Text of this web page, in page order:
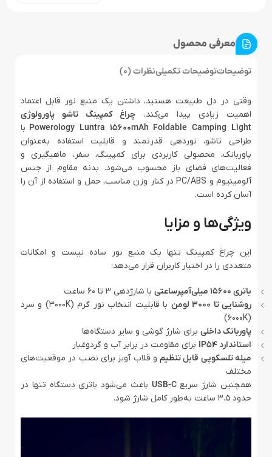
معرفی محصول
توضیحاتتوضیحات تکمیلینظرات (0)
وقتی در دل طبیعت هستید، داشتن یک منبع نور قابل اعتماد
اهمیت زیادی پیدا می‌کند. چراغ کمپینگ تاشو پاورولوژی
Powerology Luntra 15600mAh Foldable Camping Light با
طراحی تاشو، نوردهی قدرتمند و قابلیت استفاده به‌عنوان
پاوربانک، محصولی کاربردی برای کمپینگ، سفر، ماهیگیری و
فعالیت‌های فضای باز محسوب می‌شود. بدنه مقاوم از جنس
آلومینیوم و PC/ABS در کنار وزن مناسب، حمل و استفاده از آن را
آسان کرده است.
ویژگی‌ها و مزایا
این چراغ کمپینگ تنها یک منبع نور ساده نیست و امکانات
متعددی را در اختیار کاربران قرار می‌دهد:
باتری 15600 میلی‌آمپرساعتی
با شارژدهی 3 تا 60 ساعت
روشنایی تا 3000 لومن
با قابلیت انتخاب نور گرم (3000K) و سرد
(6000K)
پاوربانک داخلی برای شارژ گوشی و سایر دستگاه‌ها
استاندارد IP54
برای مقاومت در برابر آب و گردوغبار
میله تلسکوپی قابل تنظیمو قلاب آویز برای نصب در موقعیت‌های
مختلف
همچنین شارژ سریعUSB-C باعث می‌شود باتری دستگاه تنها در
حدود 3.5 ساعت به‌طور کامل شارژ شود.